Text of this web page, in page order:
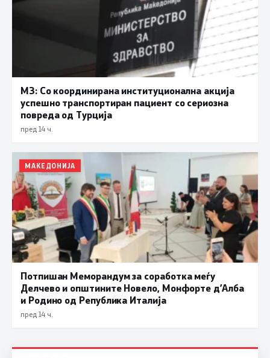
МЗ: Со координирана институционална акција
успешно транспортиран пациент со сериозна
повреда од Турција
пред 14 ч.
МАКЕДОНИЈА
Потпишан Меморандум за соработка меѓу
Делчево и општините Новело, Монфорте д’Алба
и Родино од Република Италија
пред 14 ч.